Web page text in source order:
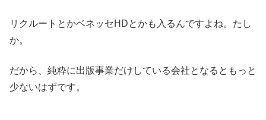
リクルートとかベネッセHDとかも入るんですよね。たし
か。
だから、純粋に出版事業だけしている会社となるともっと
少ないはずです。